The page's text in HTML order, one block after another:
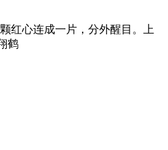
红心连成一片，分外醒目。上
鹤